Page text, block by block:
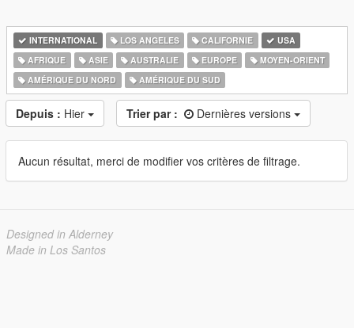
INTERNATIONAL LOS ANGELES CALIFORNIE
USA
AFRIQUE
ASIE AUSTRALIE EUROPE
MOYEN-ORIENT
AMÉRIQUE DU NORD
AMÉRIQUE DU SUD
Depuis : Hier Trier par : Dernières versions
Aucun résultat, merci de modifier vos critères de filtrage.
Designed in Alderney
Made in Los Santos